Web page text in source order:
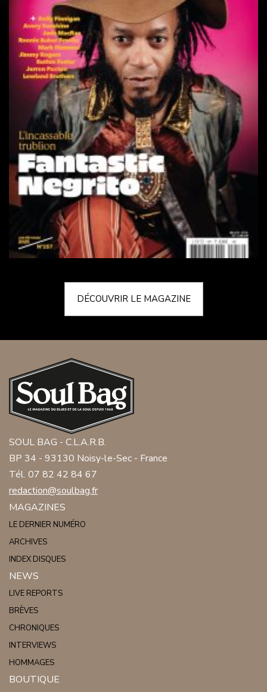
DÉCOUVRIR LE MAGAZINE
SOUL BAG - C.L.A.R.B.
BP 34 - 93130 Noisy-le-Sec - France
Tél. 07 82 42 84 67
redaction@soulbag.fr
MAGAZINES
LE DERNIER NUMÉRO
ARCHIVES
INDEX DISQUES
NEWS
LIVE REPORTS
BRÈVES
CHRONIQUES
INTERVIEWS
HOMMAGES
BOUTIQUE